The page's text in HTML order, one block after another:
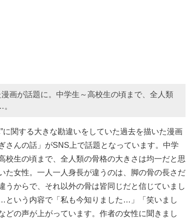
画が話題に。中学生～高校生の頃まで、全人類
”に関する大きな勘違いをしていた過去を描いた漫画
ぎさんの話」がSNS上で話題となっています。中学
校生の頃まで、全人類の骨格の大きさは均一だと思
た女性。一人一人身長が違うのは、脚の骨の長さだ
うからで、それ以外の骨は皆同じだと信じていまし
という内容で「私も今知りました…」「笑いまし
どの声が上がっています。作者の女性に聞きまし